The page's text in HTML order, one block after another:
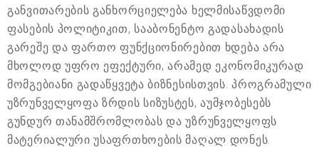
განვითარების განხორციელება ხელმისაწვდომი
ფასების პოლიტიკით, სააბონენტო გადასახადის
გარეშე და ფართო ფუნქციონირებით ხდება არა
მხოლოდ უფრო ეფექტური, არამედ ეკონომიკურად
მომგებიანი გადაწყვეტა ბიზნესისთვის. პროგრამული
უზრუნველყოფა ზრდის სიზუსტეს, აუმჯობესებს
გუნდურ თანამშრომლობას და უზრუნველყოფს
მატერიალური უსაფრთხოების მაღალ დონეს.